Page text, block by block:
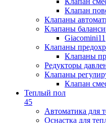
Клапан
Клапаны
Клапаны
Giacomini11
Клапаны
Клапаны
Редукторы
Клапаны
Клапан
Теплый пол
45
Автоматика для
Оснастка для